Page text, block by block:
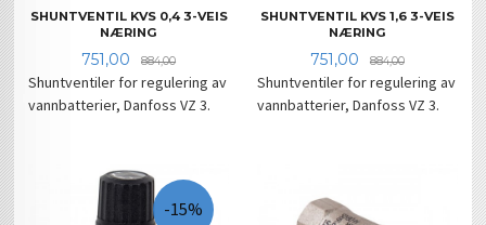
SHUNTVENTIL KVS 0,4 3-VEIS
NÆRING
Tilbud
751,00 884,00Rabatt
Shuntventiler for regulering av
vannbatterier, Danfoss VZ 3.
SHUNTVENTIL KVS 1,6 3-VEIS
NÆRING
Tilbud
751,00 884,00Rabatt
Shuntventiler for regulering av
vannbatterier, Danfoss VZ 3.
-15%